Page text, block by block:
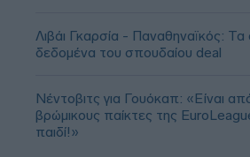
Λιβάι Γκαρσία - Παναθηναϊκός: Τα
δεδομένα του σπουδαίου deal
Νέντοβιτς για Γουόκαπ: «Είναι
βρώμικους παίκτες της
παιδί!»